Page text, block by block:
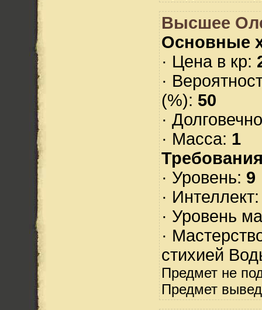
Высшее
Основные
· Цена в кр:
·
(%): 50
·
· Масса: 1
· Уровень: 9
·
· Уровень
·
стихией
Предмет не
Предмет